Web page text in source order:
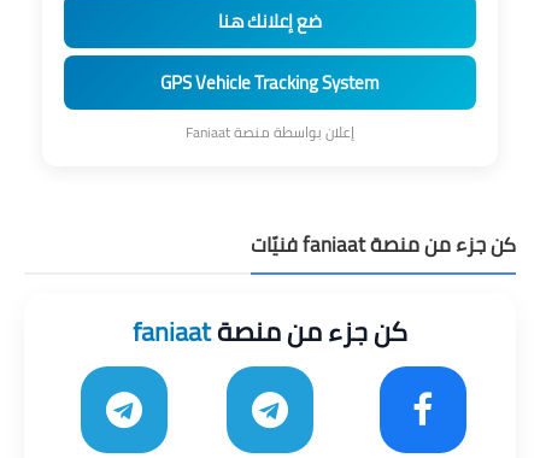
ضع إعلانك هنا
GPS Vehicle Tracking System
إعلان بواسطة منصة Faniaat
كن جزء من منصة faniaat فنيّات
كن جزء من منصةfaniaat